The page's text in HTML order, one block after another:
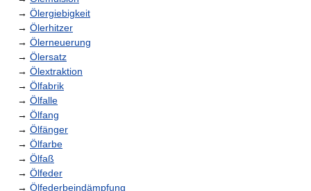
→ Ölergiebigkeit
→ Ölerhitzer
→ Ölerneuerung
→ Ölersatz
→ Ölextraktion
→ Ölfabrik
→ Ölfalle
→ Ölfang
→ Ölfänger
→ Ölfarbe
→ Ölfaß
→ Ölfeder
→ Ölfederbeindämpfung